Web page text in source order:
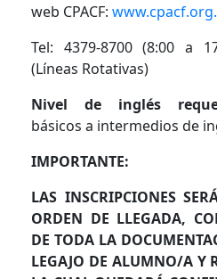
web CPACF:
Tel: 4379-8700 (8:00 a
(Líneas Rotativas)
Nivel de inglés
básicos a intermedios de
IMPORTANTE:
LAS INSCRIPCIONES
ORDEN DE LLEGADA,
DE TODA LA
LEGAJO DE ALUMNO/A Y